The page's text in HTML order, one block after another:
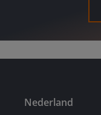
Nederland